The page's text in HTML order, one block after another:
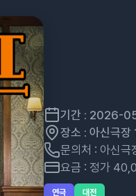
기간 : 2026-
장소 : 아신극
문의처 : 아신
요금 : 정가
연극 대전